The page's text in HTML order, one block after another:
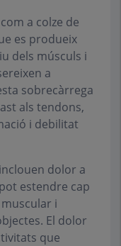
a colze de
es produeix
dels músculs i
a
sobrecàrrega
als tendons,
i debilitat
dolor a
estendre cap
i
El dolor
que